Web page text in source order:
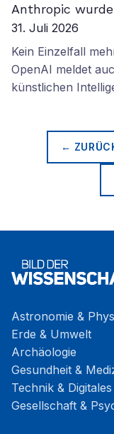
Anthropic
31. Juli 2026
Kein Einzelfall
OpenAI meldet
künstlichen
←
Astronomie &
Erde & Umwelt
Archäologie
Gesundheit &
Technik & Digitales
Gesellschaft &